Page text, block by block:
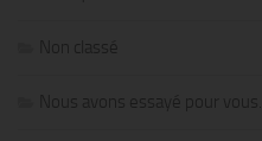
Non classé
Nous avons essayé pour vous…